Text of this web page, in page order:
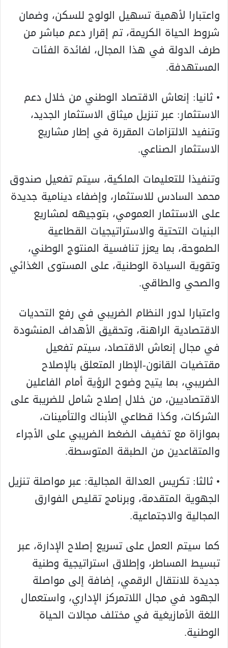
واعتبارا لأهمية تسهيل الولوج للسكن، وضمان
شروط الحياة الكريمة، تم إقرار دعم مباشر من
طرف الدولة في هذا المجال، لفائدة الفئات
المستهدفة.
• ثانيا: إنعاش الاقتصاد الوطني من خلال دعم
الاستثمار: عبر تنزيل ميثاق الاستثمار الجديد،
وتنفيد الالتزامات المقررة في إطار مشاريع
الاستثمار الصناعي.
وتنفيذا للتعليمات الملكية، سيتم تفعيل صندوق
محمد السادس للاستثمار، وإضفاء دينامية جديدة
على الاستثمار العمومي، بتوجيهه لمشاريع
البنيات التحتية والاستراتيجيات القطاعية
الطموحة، بما يعزز تنافسية المنتوج الوطني،
وتقوية السيادة الوطنية، على المستوى الغذائي
والصحي والطاقي.
واعتبارا لدور النظام الضريبي في رفع التحديات
الاقتصادية الراهنة، وتحقيق الأهداف المنشودة
في مجال إنعاش الاقتصاد، سيتم تفعيل
مقتضيات القانون-الإطار المتعلق بالإصلاح
الضريبي، بما يتيح وضوح الرؤية أمام الفاعلين
الاقتصاديين، من خلال إصلاح شامل للضريبة على
الشركات، وكذا قطاعي الأبناك والتأمينات،
بموازاة مع تخفيف الضغط الضريبي على الأجراء
والمتقاعدين من الطبقة المتوسطة.
• ثالثا: تكريس العدالة المجالية: عبر مواصلة تنزيل
الجهوية المتقدمة، وبرنامج تقليص الفوارق
المجالية والاجتماعية.
كما سيتم العمل على تسريع إصلاح الإدارة، عبر
تبسيط المساطر، وإطلاق استراتيجية وطنية
جديدة للانتقال الرقمي، إضافة إلى مواصلة
الجهود في مجال اللاتمركز الإداري، واستعمال
اللغة الأمازيغية في مختلف مجالات الحياة
الوطنية.